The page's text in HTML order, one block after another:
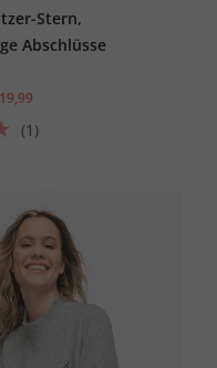
Stern,
Abschlüsse
(1)